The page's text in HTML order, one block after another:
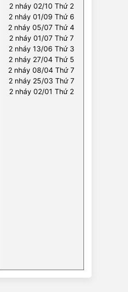
2 nháy 02/10 Thứ 2
2 nháy 01/09 Thứ 6
2 nháy 05/07 Thứ 4
2 nháy 01/07 Thứ 7
2 nháy 13/06 Thứ 3
2 nháy 27/04 Thứ 5
2 nháy 08/04 Thứ 7
2 nháy 25/03 Thứ 7
2 nháy 02/01 Thứ 2